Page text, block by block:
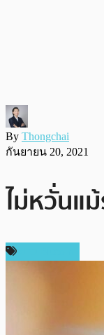
By Thongchai
กันยายน 20, 2021
ไม่หวั่นแ